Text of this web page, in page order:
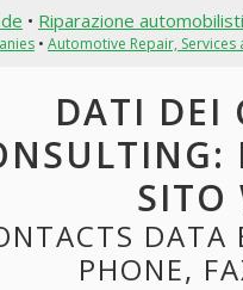
• Riparazione
• Automotive Repair, Services
DATI DEI
SITO
DATA
PHONE,